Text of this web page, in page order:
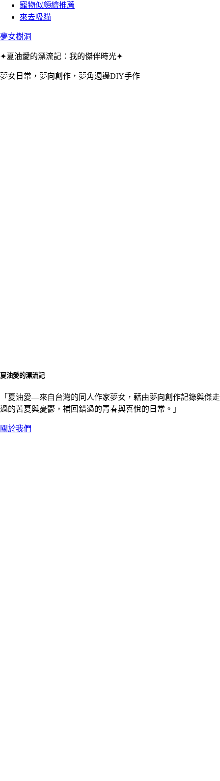
寵物似顏繪推薦
來去吸貓
夢女樹洞
✦夏油愛的漂流記：我的傑伴時光✦
夢女日常，夢向創作，夢角週邊DIY手作
夏油愛的漂流記
「夏油愛––來自台灣的同人作家夢女，藉由夢向創作記錄與傑走
過的苦夏與憂鬱，補回錯過的青春與喜悅的日常。」
關於我們